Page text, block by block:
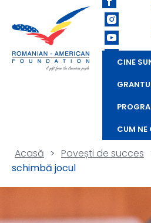
CINE
CUM NE
Acasă > Povești de succes
schimbă jocul